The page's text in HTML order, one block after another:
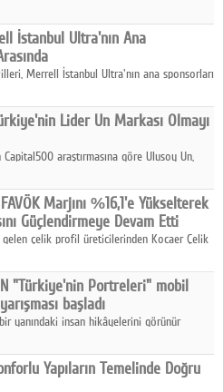
güçlü finansal performansını korudu.
İstanbul Ultra'nın Ana
Merrell İstanbul Ultra'nın ana sponsorları
Lider Un Markası Olmayı
araştırmasına göre Ulusoy Un,
en büyük 83. firması oldu.
Marjını %16,1'e Yükselterek
Güçlendirmeye Devam Etti
çelik profil üreticilerinden Kocaer Çelik
%16,1'e yükseltti.
"Türkiye'nin Portreleri" mobil
başladı
yanındaki insan hikâyelerini görünür
ve yaşamını portre fotoğraflarıyla
Yapıların Temelinde Doğru